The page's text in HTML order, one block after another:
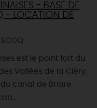
- BASE DE
- LOCATION DE
est le point fort du
Vallées de la Cléry,
du canal de Briare